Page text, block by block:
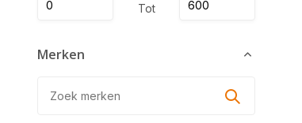
Tot
Merken